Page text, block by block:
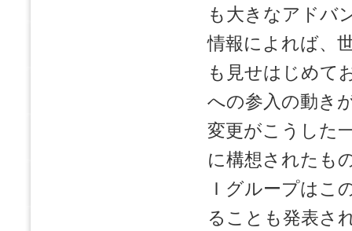
も大きなアドバ
情報によれば、
も見せはじめて
への参入の動き
変更がこうした
に構想されたも
Ｉグループはこ
ることも発表さ